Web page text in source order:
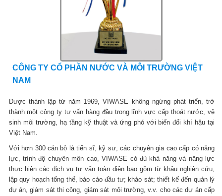
CÔNG TY CỔ PHẦN NƯỚC VÀ MÔI TRƯỜNG VIỆT
NAM
Được thành lập từ năm 1969, VIWASE không ngừng phát triển, trở
thành một công ty tư vấn hàng đầu trong lĩnh vực cấp thoát nước, vệ
sinh môi trường, hạ tầng kỹ thuật và ứng phó với biến đổi khí hậu tại
Việt Nam.
Với hơn 300 cán bộ là tiến sĩ, kỹ sư, các chuyên gia cao cấp có năng
lực, trình độ chuyên môn cao, VIWASE có đủ khả năng và năng lực
thực hiện các dịch vụ tư vấn toàn diện bao gồm từ khâu nghiên cứu,
lập quy hoạch tổng thể, báo cáo đầu tư; khảo sát; thiết kế đến quản lý
dự án, giám sát thi công, giám sát môi trường, v.v. cho các dự án cấp